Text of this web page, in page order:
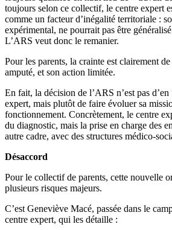
toujours selon ce collectif, le centre expert
comme un facteur d’inégalité territoriale :
expérimental, ne pourrait pas être
L’ARS veut donc le remanier.
Pour les parents, la crainte est clairement
amputé, et son action limitée.
En fait, la décision de l’ARS n’est pas
expert, mais plutôt de faire évoluer sa
fonctionnement. Concrètement, le centre
du diagnostic, mais la prise en charge des
autre cadre, avec des structures médico-
Désaccord
Pour le collectif de parents, cette nouvelle
plusieurs risques majeurs.
C’est Geneviève Macé, passée dans le
centre expert, qui les détaille :